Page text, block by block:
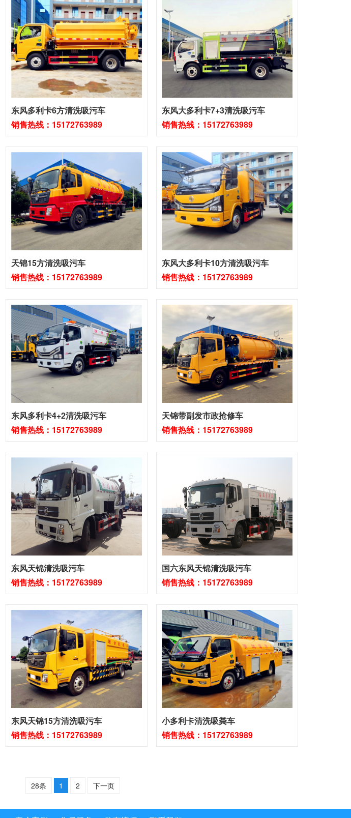
东风多利卡6方清洗吸污车
销售热线：15172763989
东风大多利卡7+3清洗吸污车
销售热线：15172763989
天锦15方清洗吸污车
销售热线：15172763989
东风大多利卡10方清洗吸污车
销售热线：15172763989
东风多利卡4+2清洗吸污车
销售热线：15172763989
天锦带副发市政抢修车
销售热线：15172763989
东风天锦清洗吸污车
销售热线：15172763989
国六东风天锦清洗吸污车
销售热线：15172763989
东风天锦15方清洗吸污车
销售热线：15172763989
小多利卡清洗吸粪车
销售热线：15172763989
28条 1 2 下一页